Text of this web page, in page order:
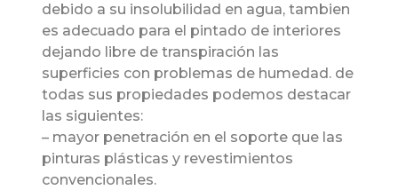
debido a su insolubilidad en agua, tambien
es adecuado para el pintado de interiores
dejando libre de transpiración las
superficies con problemas de humedad. de
todas sus propiedades podemos destacar
las siguientes:
– mayor penetración en el soporte que las
pinturas plásticas y revestimientos
convencionales.